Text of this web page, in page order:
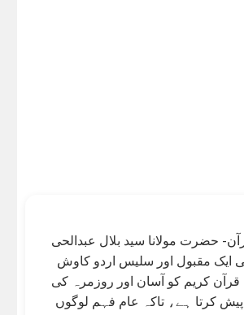
ایک مقبول اور سلیس اردو کاوش
قرآن کریم کو آسان اور روزمرہ کی
پیش کرتا ہے، تاکہ عام فہم لوگوں